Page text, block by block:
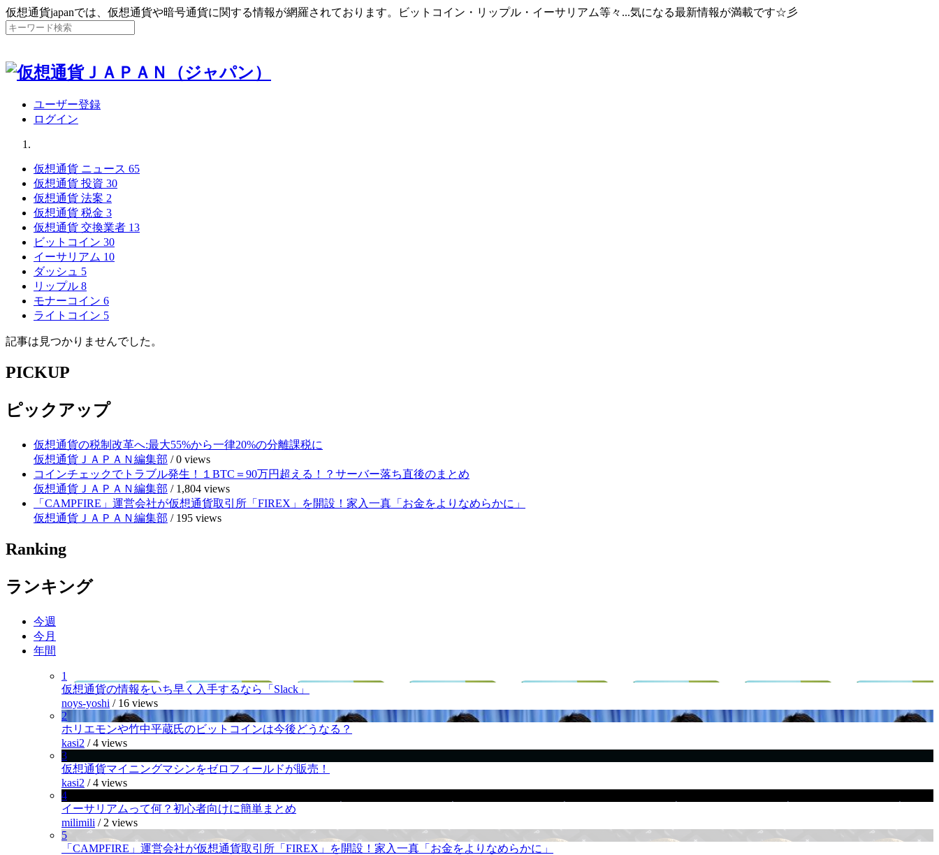
仮想通貨japanでは、仮想通貨や暗号通貨に関する情報が網羅されております。ビットコイン・リップル・イーサリアム等々...気になる最新情報が満載です☆彡
ユーザー登録
ログイン
仮想通貨 ニュース 65
仮想通貨 投資 30
仮想通貨 法案 2
仮想通貨 税金 3
仮想通貨 交換業者 13
ビットコイン 30
イーサリアム 10
ダッシュ 5
リップル 8
モナーコイン 6
ライトコイン 5
記事は見つかりませんでした。
PICKUP
ピックアップ
仮想通貨の税制改革へ:最大55%から一律20%の分離課税に
仮想通貨ＪＡＰＡＮ編集部 /0 views
コインチェックでトラブル発生！１BTC＝90万円超える！？サーバー落ち直後のまとめ
仮想通貨ＪＡＰＡＮ編集部 / 1,804 views
「CAMPFIRE」運営会社が仮想通貨取引所「FIREX」を開設！家入一真「お金をよりなめらかに」
仮想通貨ＪＡＰＡＮ編集部 / 195 views
Ranking
ランキング
今週
今月
年間
1
仮想通貨の情報をいち早く入手するなら「Slack」
noys-yoshi / 16 views
2
ホリエモンや竹中平蔵氏のビットコインは今後どうなる？
kasi2 /4 views
3
仮想通貨マイニングマシンをゼロフィールドが販売！
kasi2 /4 views
4
イーサリアムって何？初心者向けに簡単まとめ
milimili / 2 views
5
「CAMPFIRE」運営会社が仮想通貨取引所「FIREX」を開設！家入一真「お金をよりなめらかに」